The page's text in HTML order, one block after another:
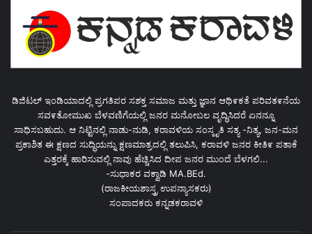
ಡಿಜಿಟಲ್ ಇಂಡಿಯಾದಲ್ಲಿ ಪ್ರಗತಿಪರ ಸಶಕ್ತ ಸಮಾಜ ಮತ್ತು ಜ್ಞಾನ ಆಥಿ೯ಕತೆ ಪರಿವತ೯ನೆಯ
ಸವ೯ತೋಮುಖ ಬೆಳವಣಿಗೆಯಲ್ಲಿ ಜನರ ಮನೋಬಲ ವೃದ್ಧಿಸಿದರೆ ಏನನ್ನೂ
ಸಾಧಿಸಬಹುದು. ಆ ನಿಟ್ಟಿನಲ್ಲಿ ನಾಡು-ನುಡಿ, ಕರಾವಳಿಯ ಸಂಸ್ಕೃತಿ ಸತ್ಯ -ನಿತ್ಯ, ಜನ-ಮನ
ಪ್ರಕಾಶಿತ ಈ ಕ್ಷಣದ ಸುದ್ಧಿಯನ್ನು ಕ್ಷಣಮಾತ್ರದಲ್ಲಿ ತಲುಪಿಸಿ, ಕರಾವಳಿ ಜನರ ಕೀತಿ೯ ಪತಾಕೆ
ಎತ್ತರಕ್ಕೆ ಹಾರಿಸುವಲ್ಲಿ ನಾವು ಹೆಚ್ಚಿಸಿದ ದೀಪ ಜನರ ಮುಂದೆ ಬೆಳಗಲಿ...
-ಸುಧಾಕರ ವಕ್ವಾಡಿ MA.BEd.
(ರಾಜಕೀಯಶಾಸ್ತ್ರ ಉಪನ್ಯಾಸಕರು)
ಸಂಪಾದಕರು ಕನ್ನಡಕರಾವಳಿ